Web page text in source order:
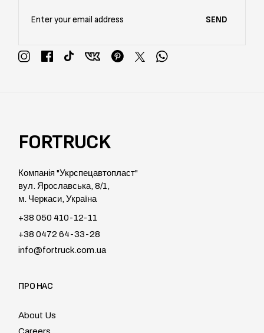
SEND
FORTRUCK
Компанія "Укрспецавтопласт"
вул. Ярославська, 8/1,
м. Черкаси, Україна
+38 050 410-12-11
+38 0472 64-33-28
info@fortruck.com.ua
ПРО НАС
About Us